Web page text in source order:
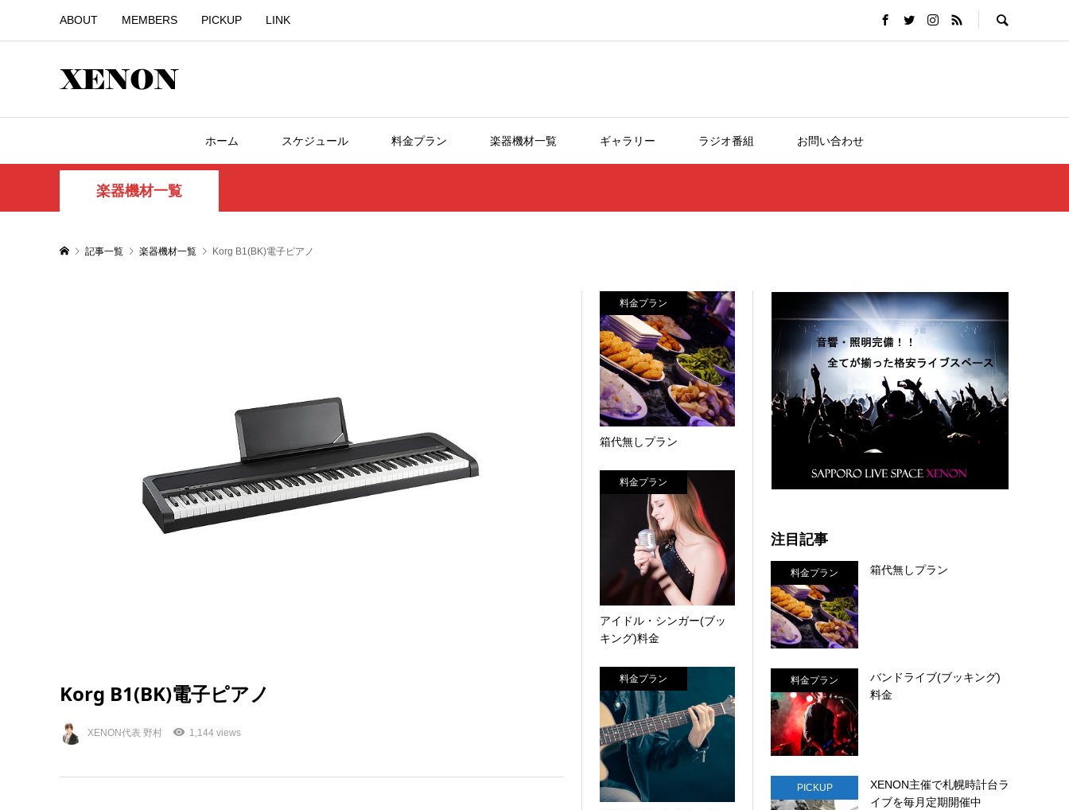
ABOUT MEMBERS PICKUP LINK
ホーム スケジュール 料金プラン 楽器機材一覧 ギャラリー ラジオ番組 お問い合わせ
楽器機材一覧
記事一覧 楽器機材一覧 Korg B1(BK)電子ピアノ
Korg B1(BK)電子ピアノ
XENON代表 野村 1,144 views
料金プラン
箱代無しプラン
料金プラン
アイドル・シンガー(ブッ
キング)料金
料金プラン
注目記事
料金プラン 箱代無しプラン
料金プラン
バンドライブ(ブッキング)
料金
PICKUP
XENON主催で札幌時計台ラ
イブを毎月定期開催中